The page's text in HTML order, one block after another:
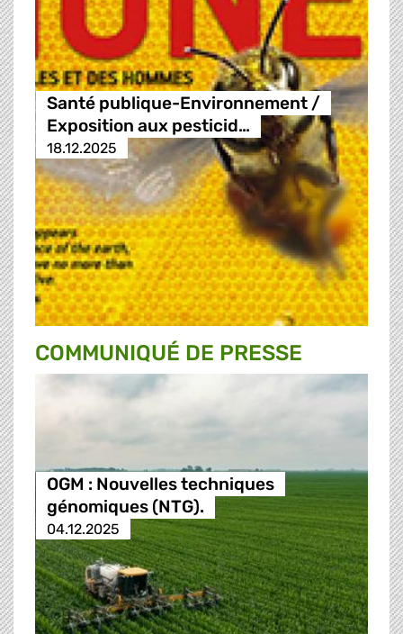
Santé publique-Environnement /
Exposition aux pesticid…
18.12.2025
COMMUNIQUÉ DE PRESSE
OGM : Nouvelles techniques
génomiques (NTG).
04.12.2025